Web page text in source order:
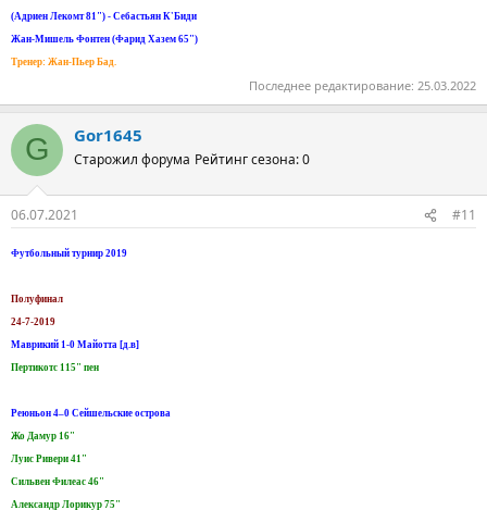
(Адриен Лекомт 81") - Себастьян К'Биди
Жан-Мишель Фонтен (Фарид Хазем 65")
Тренер: Жан-Пьер Бад.
Последнее редактирование: 25.03.2022
G Gor1645
Старожил форума Рейтинг сезона: 0
06.07.2021 #11
Футбольный турнир 2019
Полуфинал
24-7-2019
Маврикий 1-0 Майотта [д.в]
Пертикотс 115" пен
Реюньон 4–0 Сейшельские острова
Жо Дамур 16"
Луис Ривери 41"
Сильвен Филеас 46"
Александр Лорикур 75"